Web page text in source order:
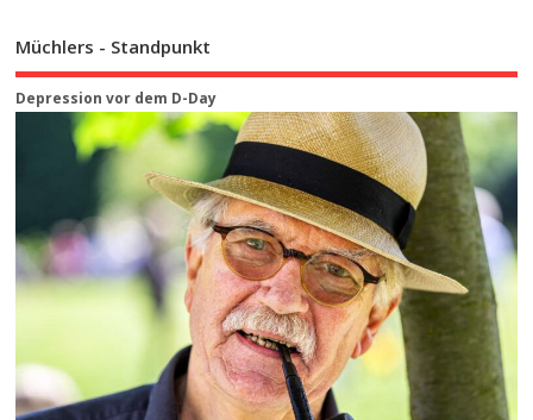
Müchlers - Standpunkt
Depression vor dem D-Day